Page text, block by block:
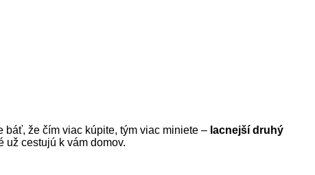
že čím viac kúpite, tým viac miniete – lacnejší druhý
už cestujú k vám domov.